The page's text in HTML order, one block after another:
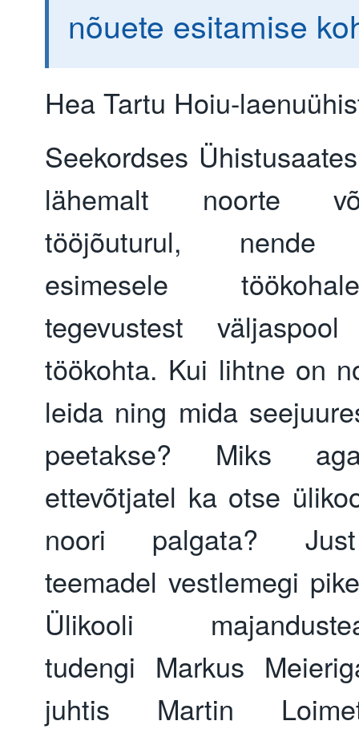
nõuete esitamise
Hea Tartu Hoiu-
Seekordses
lähemalt noorte
tööjõuturul, nende
esimesele
tegevustest
töökohta. Kui lihtne on
leida ning mida
peetakse? Miks
ettevõtjatel ka otse
noori palgata?
teemadel vestlemegi
Ülikooli
tudengi Markus
juhtis Martin